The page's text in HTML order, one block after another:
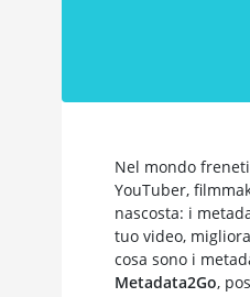
Nel mondo
YouTuber,
nascosta: i
tuo video,
cosa sono i
Metadata2Go,